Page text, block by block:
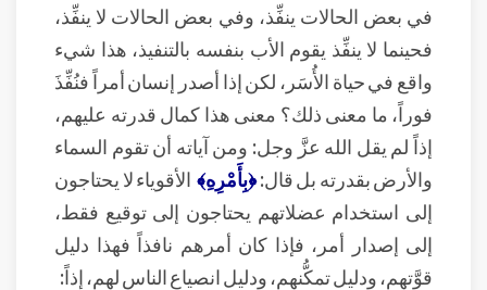
في بعض الحالات ينفِّذ، وفي بعض الحالات لا ينفِّذ،
فحينما لا ينفِّذ يقوم الأب بنفسه بالتنفيذ، هذا شيء
واقع في حياة الأُسَر، لكن إذا أصدر إنسان أمراً فنُفِّذَ
فوراً، ما معنى ذلك؟ معنى هذا كمال قدرته عليهم،
إذاً لم يقل الله عزَّ وجل: ومن آياته أن تقوم السماء
والأرض بقدرته بل قال:﴿بِأَمْرِهِ﴾ الأقوياء لا يحتاجون
إلى استخدام عضلاتهم يحتاجون إلى توقيع فقط،
إلى إصدار أمر، فإذا كان أمرهم نافذاً فهذا دليل
قوَّتهم، ودليل تمكُّنهم، ودليل انصياع الناس لهم، إذاً: